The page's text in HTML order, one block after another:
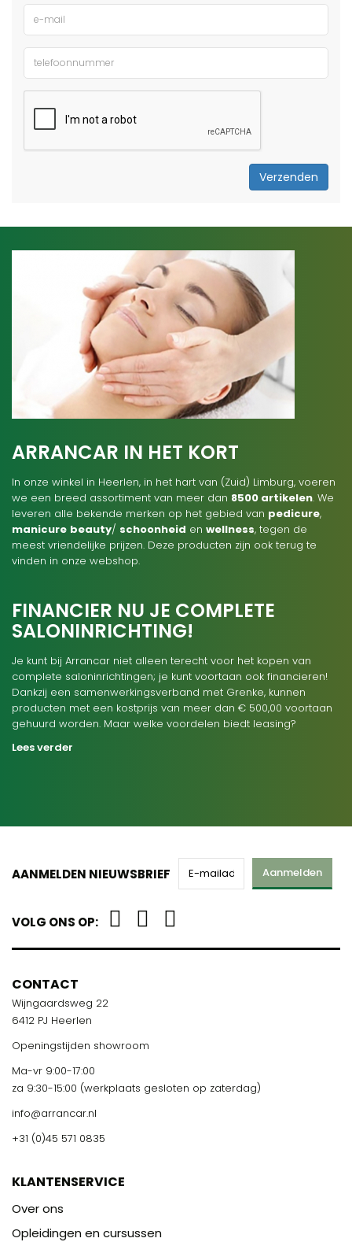
Verzenden
ARRANCAR IN HET KORT
In onze winkel in Heerlen, in het hart van (Zuid) Limburg, voeren
we een breed assortiment van meer dan 8500 artikelen. We
leveren alle bekende merken op het gebied van pedicure,
manicure beauty/ schoonheid en wellness, tegen de
meest vriendelijke prijzen. Deze producten zijn ook terug te
vinden in onze webshop.
FINANCIER NU JE COMPLETE
SALONINRICHTING!
Je kunt bij Arrancar niet alleen terecht voor het kopen van
complete saloninrichtingen; je kunt voortaan ook financieren!
Dankzij een samenwerkingsverband met Grenke, kunnen
producten met een kostprijs van meer dan € 500,00 voortaan
gehuurd worden. Maar welke voordelen biedt leasing?
Lees verder
AANMELDEN NIEUWSBRIEF Aanmelden
VOLG ONS OP:
CONTACT
Wijngaardsweg 22
6412 PJ Heerlen
Openingstijden showroom
Ma-vr 9:00-17:00
za 9:30-15:00 (werkplaats gesloten op zaterdag)
info@arrancar.nl
+31 (0)45 571 0835
KLANTENSERVICE
Over ons
Opleidingen en cursussen